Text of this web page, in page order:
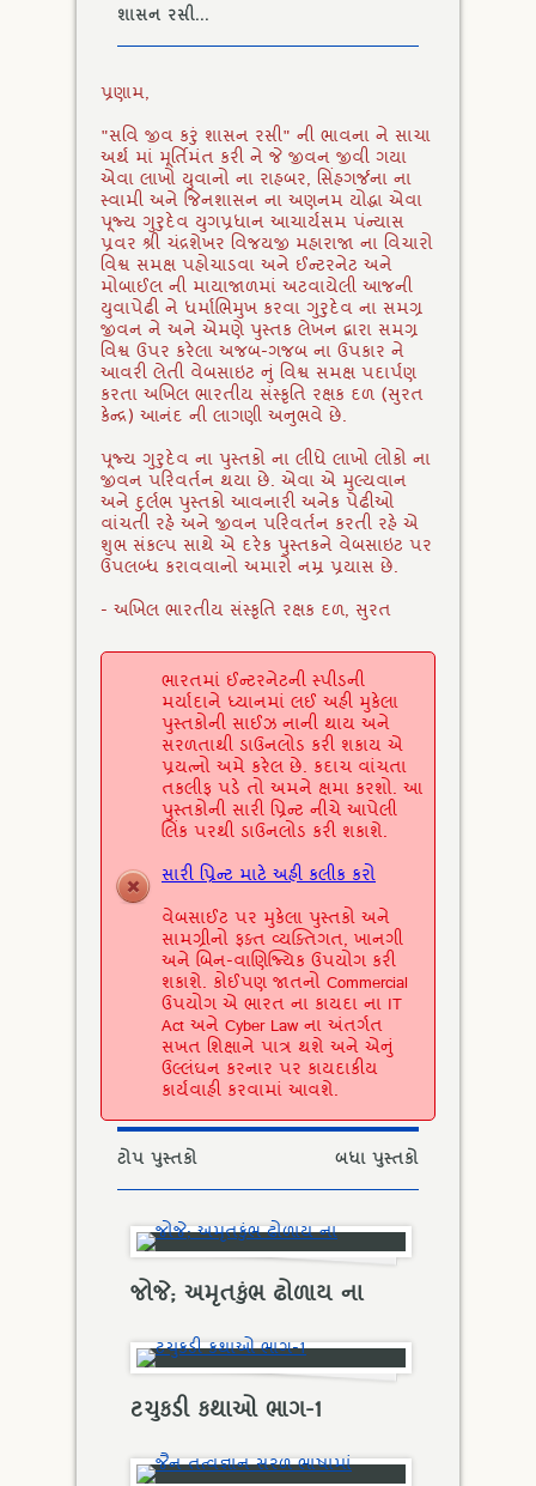
શાસન રસી...
પ્રણામ,
"સવિ જીવ કરું શાસન રસી" ની ભાવના ને સાચા
અર્થ માં મૂર્તિમંત કરી ને જે જીવન જીવી ગયા
એવા લાખો યુવાનો ના રાહબર, સિંહગર્જના ના
સ્વામી અને જિનશાસન ના અણનમ યોદ્ધા એવા
પૂજ્ય ગુરુદેવ યુગપ્રધાન આચાર્યસમ પંન્યાસ
પ્રવર શ્રી ચંદ્રશેખર વિજયજી મહારાજા ના વિચારો
વિશ્વ સમક્ષ પહોચાડવા અને ઈન્ટરનેટ અને
મોબાઈલ ની માયાજાળમાં અટવાયેલી આજની
યુવાપેઢી ને ધર્માભિમુખ કરવા ગુરુદેવ ના સમગ્ર
જીવન ને અને એમણે પુસ્તક લેખન દ્વારા સમગ્ર
વિશ્વ ઉપર કરેલા અજબ-ગજબ ના ઉપકાર ને
આવરી લેતી વેબસાઇટ નું વિશ્વ સમક્ષ પદાર્પણ
કરતા અખિલ ભારતીય સંસ્કૃતિ રક્ષક દળ (સુરત
કેન્દ્ર) આનંદ ની લાગણી અનુભવે છે.
પૂજ્ય ગુરુદેવ ના પુસ્તકો ના લીધે લાખો લોકો ના
જીવન પરિવર્તન થયા છે. એવા એ મુલ્યવાન
અને દુર્લભ પુસ્તકો આવનારી અનેક પેઢીઓ
વાંચતી રહે અને જીવન પરિવર્તન કરતી રહે એ
શુભ સંકલ્પ સાથે એ દરેક પુસ્તકને વેબસાઇટ પર
ઉપલબ્ધ કરાવવાનો અમારો નમ્ર પ્રયાસ છે.
- અખિલ ભારતીય સંસ્કૃતિ રક્ષક દળ, સુરત
ભારતમાં ઈન્ટરનેટની સ્પીડની
મર્યાદાને ધ્યાનમાં લઈ અહી મુકેલા
પુસ્તકોની સાઈઝ નાની થાય અને
સરળતાથી ડાઉનલોડ કરી શકાય એ
પ્રયત્નો અમે કરેલ છે. કદાચ વાંચતા
તકલીફ પડે તો અમને ક્ષમા કરશો. આ
પુસ્તકોની સારી પ્રિન્ટ નીચે આપેલી
લિંક પરથી ડાઉનલોડ કરી શકાશે.
સારી પ્રિન્ટ માટે અહી કલીક કરો
વેબસાઈટ પર મુકેલા પુસ્તકો અને
સામગ્રીનો ફક્ત વ્યક્તિગત, ખાનગી
અને બિન-વાણિજ્યિક ઉપયોગ કરી
શકાશે. કોઈપણ જાતનો Commercial
ઉપયોગ એ ભારત ના કાયદા ના IT
Act અને Cyber Law ના અંતર્ગત
સખત શિક્ષાને પાત્ર થશે અને એનું
ઉલ્લંઘન કરનાર પર કાયદાકીય
કાર્યવાહી કરવામાં આવશે.
ટોપ પુસ્તકો બધા પુસ્તકો
જોજે; અમૃતકુંભ ઢોળાય ના
ટચુકડી કથાઓ ભાગ-1